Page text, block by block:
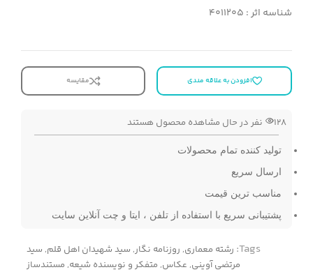
شناسه اثر : 4011205
افزودن به علاقه مندی مقایسه
128 نفر در حال مشاهده محصول هستند
تولید کننده تمام محصولات
ارسال سریع
مناسب ترین قیمت
پشتیبانی سریع با استفاده از تلفن ، ایتا و چت آنلاین سایت
Tags: رشته معماری, روزنامه نگار, سید شهیدان اهل قلم, سید
مرتضی آوینی, عکاس, متفکر و نویسنده شیعه, مستندساز